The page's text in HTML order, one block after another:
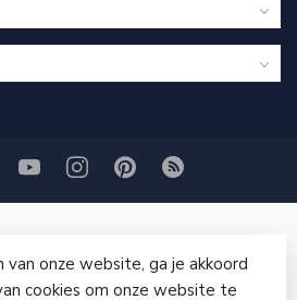
van onze website, ga je akkoord
cookies om onze website te